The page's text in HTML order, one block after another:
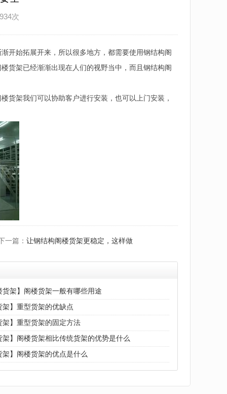
次
开始拓展开来，所以很多地方，都需要使用钢结构阁
货架已经渐渐出现在人们的视野当中，而且钢结构阁
货架我们可以协助客户进行安装，也可以上门安装，
一篇： 让钢结构阁楼货架更稳定，这样做
货架】阁楼货架一般有哪些用途
架】重型货架的优缺点
架】重型货架的固定方法
架】阁楼货架相比传统货架的优势是什么
架】阁楼货架的优点是什么